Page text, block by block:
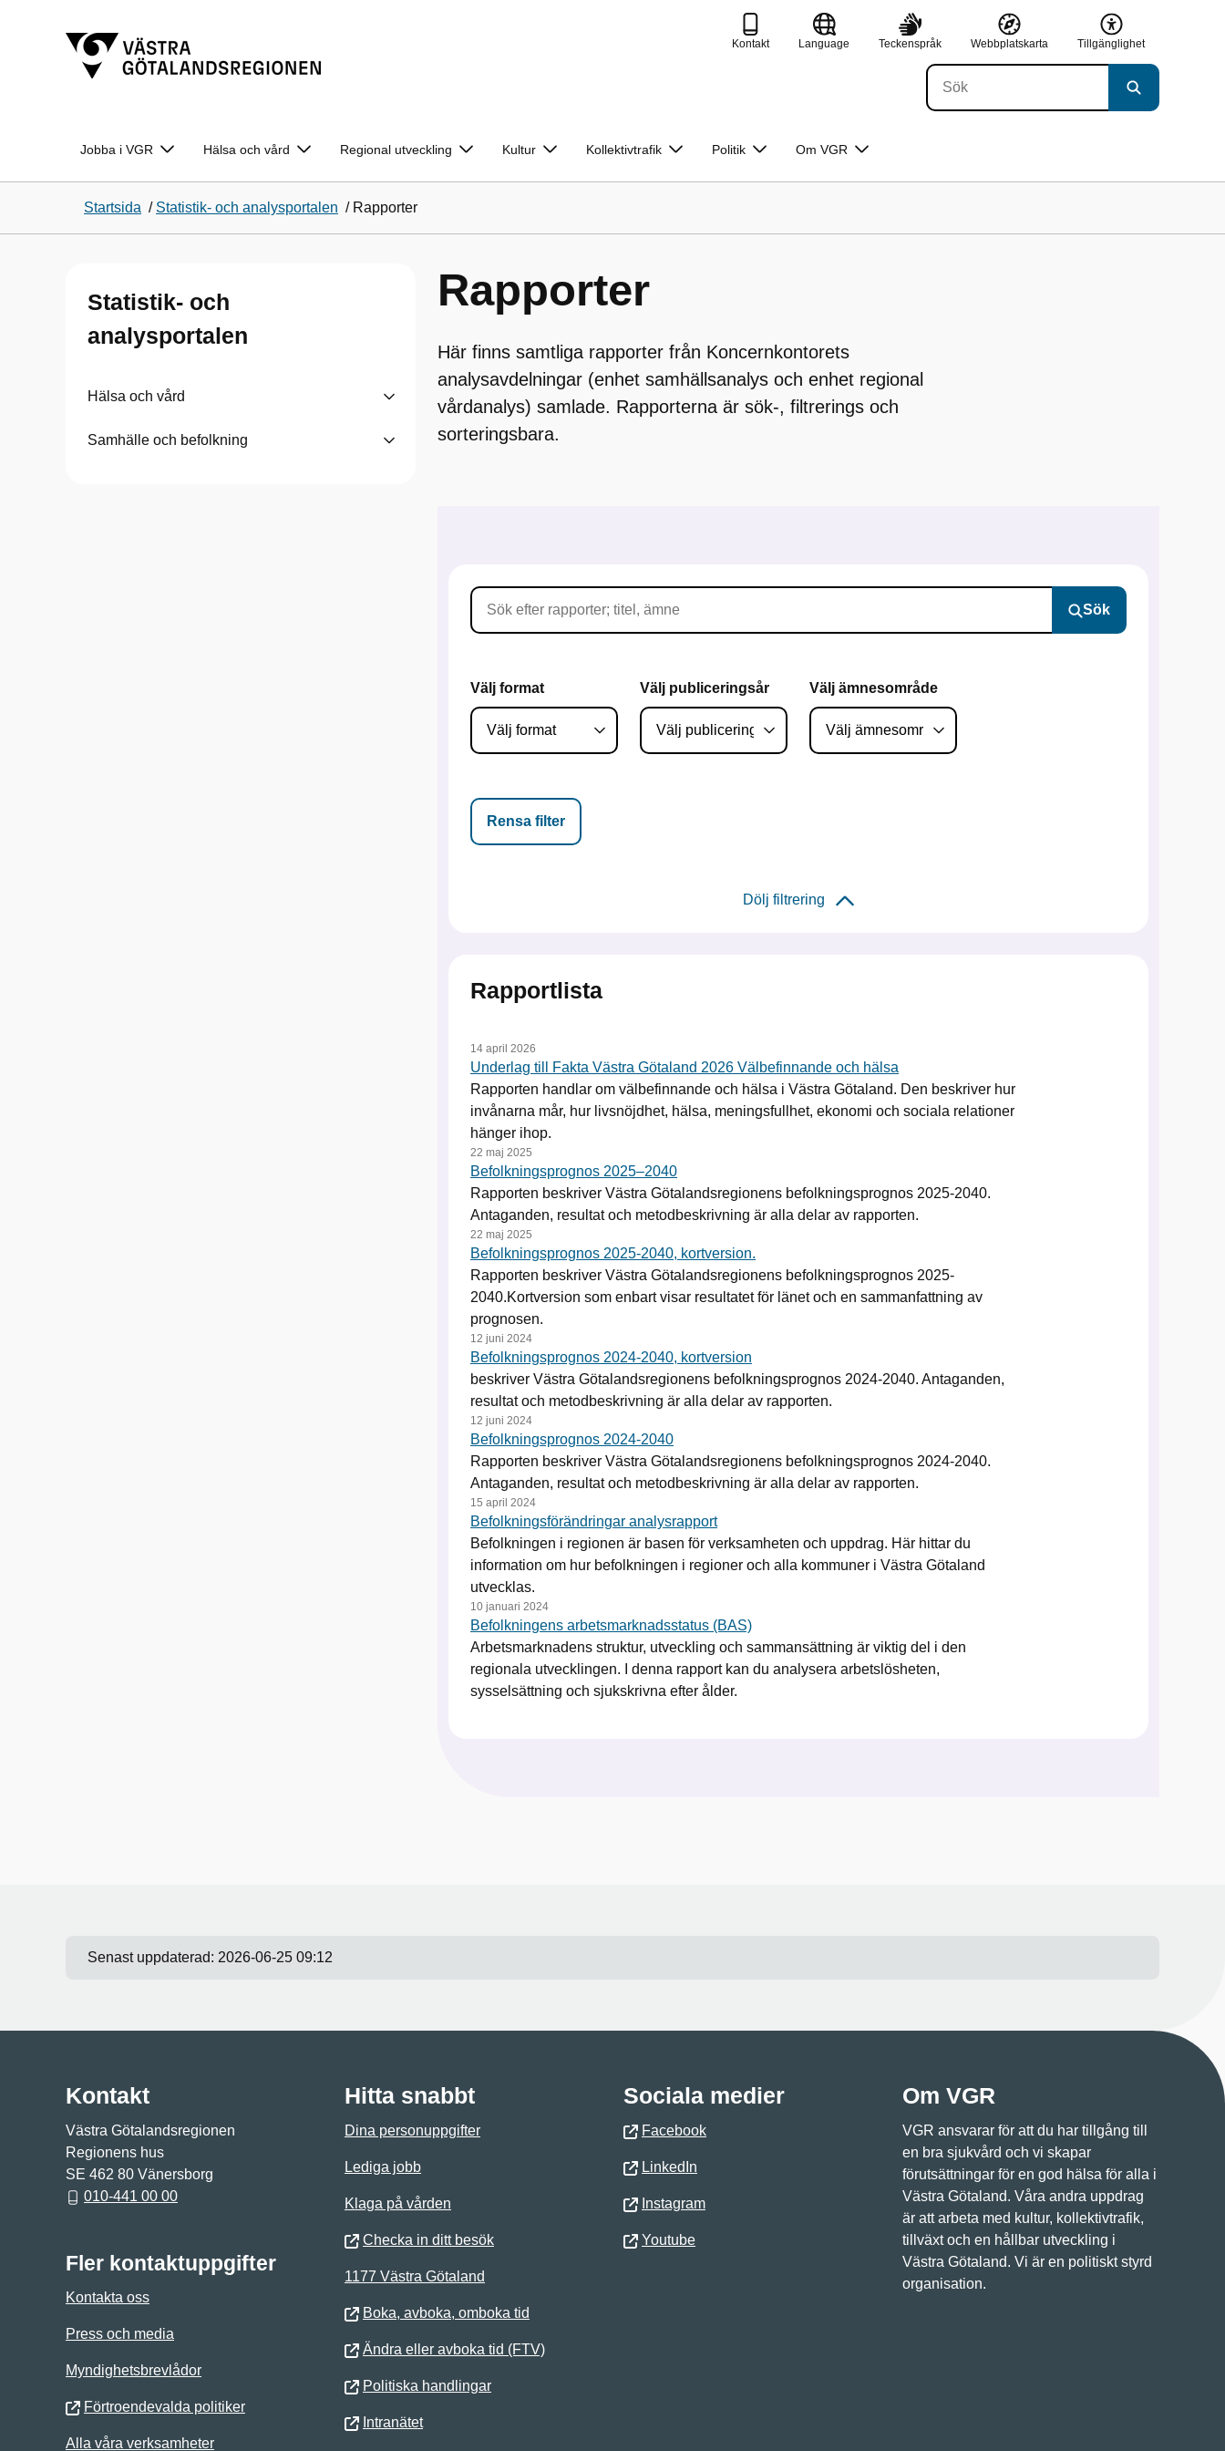
Kontakt Language Teckenspråk Webbplatskarta Tillgänglighet
Jobba i VGR Hälsa och vård Regional utveckling Kultur Kollektivtrafik Politik Om VGR
Startsida / Statistik- och analysportalen / Rapporter
Statistik- och
analysportalen
Hälsa och vård
Samhälle och befolkning
Rapporter
Här finns samtliga rapporter från Koncernkontorets
analysavdelningar (enhet samhällsanalys och enhet regional
vårdanalys) samlade. Rapporterna är sök-, filtrerings och
sorteringsbara.
Sök
Välj format Välj publiceringsår Välj ämnesområde
Rensa filter
Dölj filtrering
Rapportlista
14 april 2026
Underlag till Fakta Västra Götaland 2026 Välbefinnande och hälsa
Rapporten handlar om välbefinnande och hälsa i Västra Götaland. Den beskriver hur
invånarna mår, hur livsnöjdhet, hälsa, meningsfullhet, ekonomi och sociala relationer
hänger ihop.
22 maj 2025
Befolkningsprognos 2025–2040
Rapporten beskriver Västra Götalandsregionens befolkningsprognos 2025-2040.
Antaganden, resultat och metodbeskrivning är alla delar av rapporten.
22 maj 2025
Befolkningsprognos 2025-2040, kortversion.
Rapporten beskriver Västra Götalandsregionens befolkningsprognos 2025-
2040.Kortversion som enbart visar resultatet för länet och en sammanfattning av
prognosen.
12 juni 2024
Befolkningsprognos 2024-2040, kortversion
beskriver Västra Götalandsregionens befolkningsprognos 2024-2040. Antaganden,
resultat och metodbeskrivning är alla delar av rapporten.
12 juni 2024
Befolkningsprognos 2024-2040
Rapporten beskriver Västra Götalandsregionens befolkningsprognos 2024-2040.
Antaganden, resultat och metodbeskrivning är alla delar av rapporten.
15 april 2024
Befolkningsförändringar analysrapport
Befolkningen i regionen är basen för verksamheten och uppdrag. Här hittar du
information om hur befolkningen i regioner och alla kommuner i Västra Götaland
utvecklas.
10 januari 2024
Befolkningens arbetsmarknadsstatus (BAS)
Arbetsmarknadens struktur, utveckling och sammansättning är viktig del i den
regionala utvecklingen. I denna rapport kan du analysera arbetslösheten,
sysselsättning och sjukskrivna efter ålder.
Senast uppdaterad: 2026-06-25 09:12
Kontakt
Västra Götalandsregionen
Regionens hus
SE 462 80 Vänersborg
010-441 00 00
Fler kontaktuppgifter
Kontakta oss
Press och media
Myndighetsbrevlådor
Förtroendevalda politiker
Alla våra verksamheter
Hitta snabbt
Dina personuppgifter
Lediga jobb
Klaga på vården
Checka in ditt besök
1177 Västra Götaland
Boka, avboka, omboka tid
Ändra eller avboka tid (FTV)
Politiska handlingar
Intranätet
Sociala medier
Facebook
LinkedIn
Instagram
Youtube
Om VGR
VGR ansvarar för att du har tillgång till
en bra sjukvård och vi skapar
förutsättningar för en god hälsa för alla i
Västra Götaland. Våra andra uppdrag
är att arbeta med kultur, kollektivtrafik,
tillväxt och en hållbar utveckling i
Västra Götaland. Vi är en politiskt styrd
organisation.